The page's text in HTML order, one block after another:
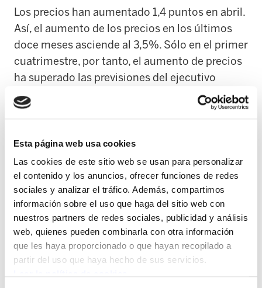
Esta página web usa cookies
Las cookies de este sitio web se usan para personalizar
el contenido y los anuncios, ofrecer funciones de redes
sociales y analizar el tráfico. Además, compartimos
información sobre el uso que haga del sitio web con
nuestros partners de redes sociales, publicidad y análisis
web, quienes pueden combinarla con otra información
que les haya proporcionado o que hayan recopilado a
partir del uso que haya hecho de sus servicios.
Los precios han aumentado 1,4 puntos en abril.
Así, el aumento de los precios en los últimos
doce meses asciende al 3,5%. Sólo en el primer
cuatrimestre, por tanto, el aumento de precios
ha superado las previsiones del ejecutivo
español para este año en 1,5 puntos. La
tendencia al aumento de los precios se
puntos superior al de abril del año pasado.
Por otro lado, los precios en el Estado español
crecen muy por encima de la media europea,
donde el incremento viene siendo del torno al
2%.
El fracaso de las previsiones de precios del